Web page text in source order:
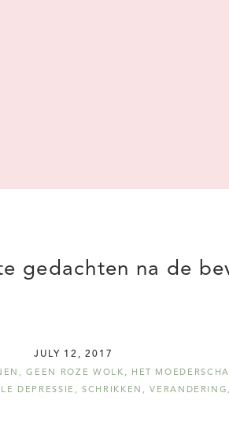
JULY 12, 2017
gedachten na de
,GEEN ROZE WOLK , HET
DEPRESSIE ,SCHRIKKEN ,VERANDERING